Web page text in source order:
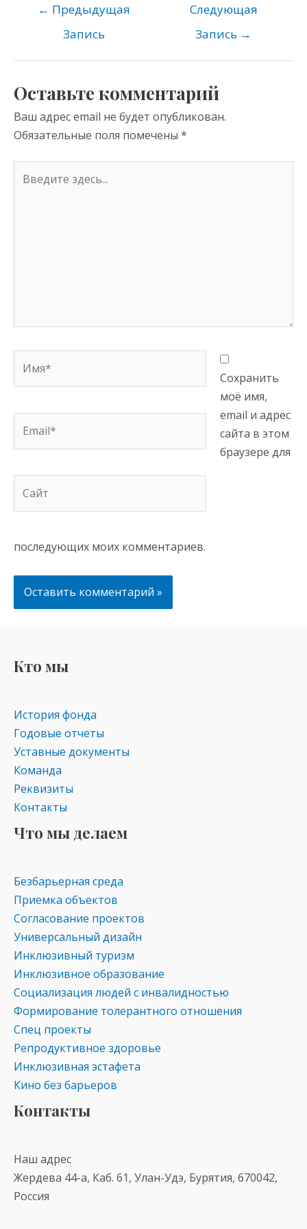
o
kl
as
ni
ki
gr
a
m p
← Предыдущая
Запись
Следующая
Запись →
Оставьте комментарий
Ваш адрес email не будет опубликован.
Обязательные поля помечены *
здесь...
Сохранить
моё имя,
email и адрес
сайта в этом
браузере для
последующих моих комментариев.
Кто мы
История фонда
Годовые отчеты
Уставные документы
Команда
Реквизиты
Контакты
Что мы делаем
Безбарьерная среда
Приемка объектов
Согласование проектов
Универсальный дизайн
Инклюзивный туризм
Инклюзивное образование
Социализация людей с инвалидностью
Формирование толерантного отношения
Спец проекты
Репродуктивное здоровье
Инклюзивная эстафета
Кино без барьеров
Контакты
Наш адрес
Жердева 44-а, Каб. 61, Улан-Удэ, Бурятия, 670042,
Россия